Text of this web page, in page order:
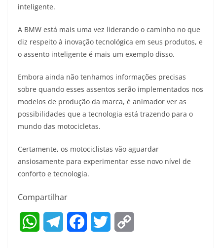
inteligente.
A BMW está mais uma vez liderando o caminho no que
diz respeito à inovação tecnológica em seus produtos, e
o assento inteligente é mais um exemplo disso.
Embora ainda não tenhamos informações precisas
sobre quando esses assentos serão implementados nos
modelos de produção da marca, é animador ver as
possibilidades que a tecnologia está trazendo para o
mundo das motocicletas.
Certamente, os motociclistas vão aguardar
ansiosamente para experimentar esse novo nível de
conforto e tecnologia.
Compartilhar
W